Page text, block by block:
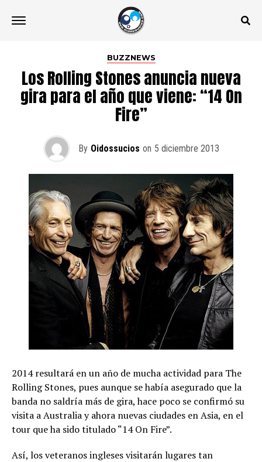
BUZZNEWS
Los Rolling Stones anuncia nueva
gira para el año que viene: “14 On
Fire”
By Oidossucios on 5 diciembre 2013
2014 resultará en un año de mucha actividad para The
Rolling Stones, pues aunque se había asegurado que la
banda no saldría más de gira, hace poco se confirmó su
visita a Australia y ahora nuevas ciudades en Asia, en el
tour que ha sido titulado “14 On Fire”.
Así, los veteranos ingleses visitarán lugares tan